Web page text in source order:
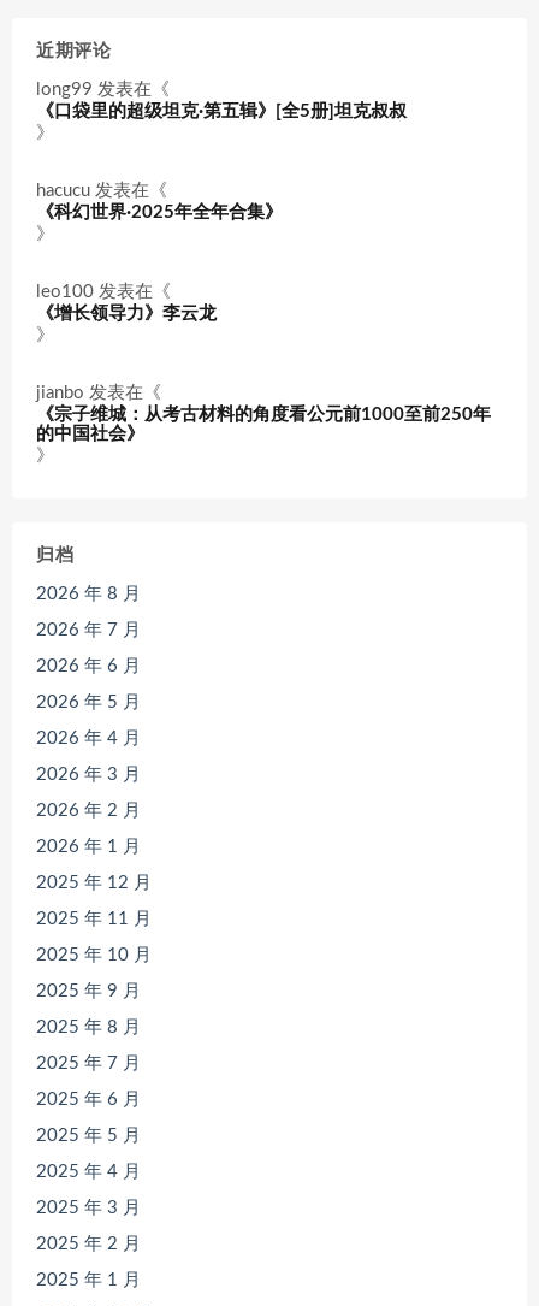
近期评论
long99 发表在《
《口袋里的超级坦克·第五辑》[全5册]坦克叔叔
》
hacucu 发表在《
《科幻世界·2025年全年合集》
》
leo100 发表在《
《增长领导力》李云龙
》
jianbo 发表在《
《宗子维城：从考古材料的角度看公元前1000至前250年
的中国社会》
》
归档
2026 年 8 月
2026 年 7 月
2026 年 6 月
2026 年 5 月
2026 年 4 月
2026 年 3 月
2026 年 2 月
2026 年 1 月
2025 年 12 月
2025 年 11 月
2025 年 10 月
2025 年 9 月
2025 年 8 月
2025 年 7 月
2025 年 6 月
2025 年 5 月
2025 年 4 月
2025 年 3 月
2025 年 2 月
2025 年 1 月